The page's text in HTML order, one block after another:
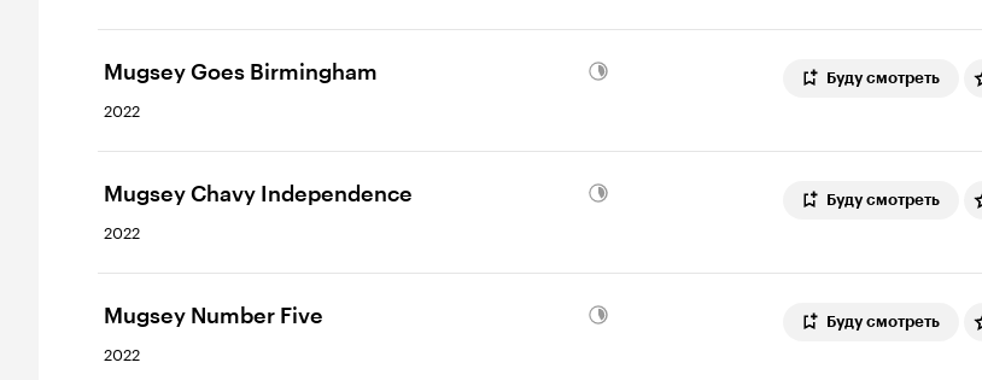
Mugsey Goes Birmingham
2022
Буду смотреть
Mugsey Chavy Independence
2022
Буду смотреть
Mugsey Number Five
2022
Буду смотреть